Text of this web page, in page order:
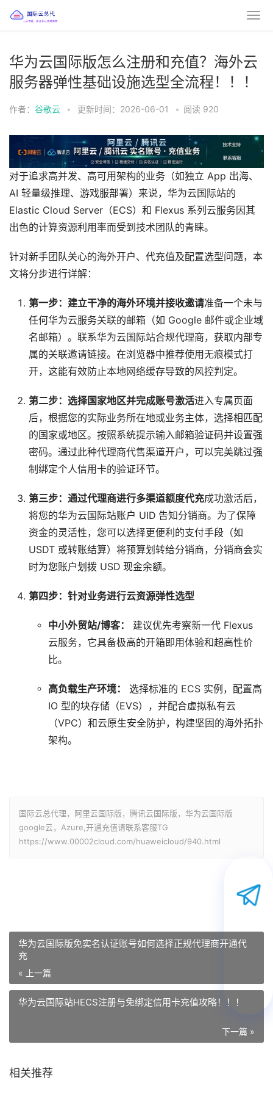
华为云国际版怎么注册和充值？海外云
服务器弹性基础设施选型全流程！！！
作者： 谷歌云 • 更新时间：2026-06-01 • 阅读 920
对于追求高并发、高可用架构的业务（如独立 App 出海、
AI 轻量级推理、游戏服部署）来说，华为云国际站的
Elastic Cloud Server（ECS）和 Flexus 系列云服务因其
出色的计算资源利用率而受到技术团队的青睐。
针对新手团队关心的海外开户、代充值及配置选型问题，本
文将分步进行详解：
第一步：建立干净的海外环境并接收邀请准备一个未与
任何华为云服务关联的邮箱（如 Google 邮件或企业域
名邮箱）。联系华为云国际站合规代理商，获取内部专
属的关联邀请链接。在浏览器中推荐使用无痕模式打
开，这能有效防止本地网络缓存导致的风控判定。
第二步：选择国家地区并完成账号激活进入专属页面
后，根据您的实际业务所在地或业务主体，选择相匹配
的国家或地区。按照系统提示输入邮箱验证码并设置强
密码。通过此种代理商代售渠道开户，可以完美跳过强
制绑定个人信用卡的验证环节。
第三步：通过代理商进行多渠道额度代充成功激活后，
将您的华为云国际站账户 UID 告知分销商。为了保障
资金的灵活性，您可以选择更便利的支付手段（如
USDT 或转账结算）将预算划转给分销商，分销商会实
时为您账户划拨 USD 现金余额。
第四步：针对业务进行云资源弹性选型
中小外贸站/博客：
建议优先考察新一代 Flexus
云服务，它具备极高的开箱即用体验和超高性价
比。
高负载生产环境：
选择标准的 ECS 实例，配置高
IO 型的块存储（EVS），并配合虚拟私有云
（VPC）和云原生安全防护，构建坚固的海外拓扑
架构。
国际云总代理，阿里云国际版，腾讯云国际版，华为云国际版
google云，Azure,开通充值请联系客服TG
https://www.00002cloud.com/huaweicloud/940.html
华为云国际版免实名认证账号如何选择正规代理商开通代
充
« 上一篇
华为云国际站HECS注册与免绑定信用卡充值攻略！！！
下一篇 »
相关推荐